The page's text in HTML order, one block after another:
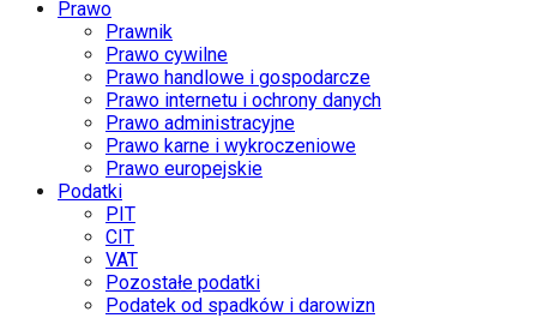
Prawo
Prawnik
Prawo cywilne
Prawo handlowe i gospodarcze
Prawo internetu i ochrony danych
Prawo administracyjne
Prawo karne i wykroczeniowe
Prawo europejskie
Podatki
PIT
CIT
VAT
Pozostałe podatki
Podatek od spadków i darowizn